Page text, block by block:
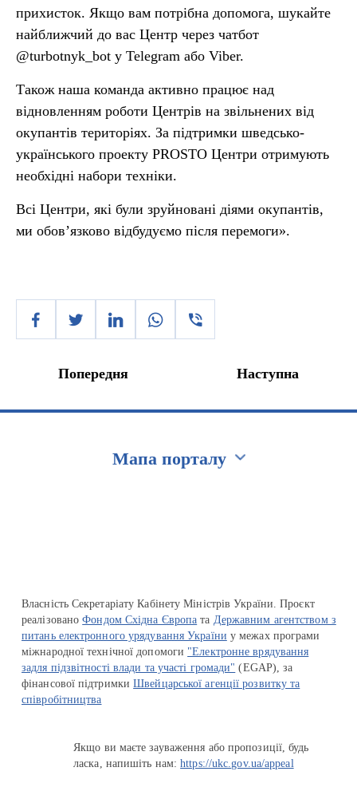
прихисток. Якщо вам потрібна допомога, шукайте
найближчий до вас Центр через чатбот
@turbotnyk_bot у Telegram або Viber.
Також наша команда активно працює над
відновленням роботи Центрів на звільнених від
окупантів територіях. За підтримки шведсько-
українського проекту PROSTO Центри отримують
необхідні набори техніки.
Всі Центри, які були зруйновані діями окупантів,
ми обовʼязково відбудуємо після перемоги».
Попередня Наступна
Мапа порталу
Власність Секретаріату Кабінету Міністрів України. Проєкт
реалізованоФондом Східна Європа та Державним агентством з
питань електронного урядування України у межах програми
міжнародної технічної допомоги "Електронне врядування
задля підзвітності влади та участі громади" (EGAP), за
фінансової підтримкиШвейцарської агенції розвитку та
співробітництва
Якщо ви маєте зауваження або пропозиції, будь
ласка, напишіть нам:https://ukc.gov.ua/appeal